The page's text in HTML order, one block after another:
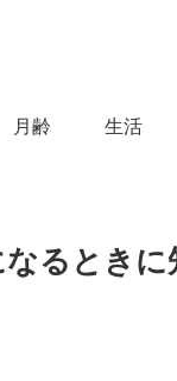
月齢 生活
るとき